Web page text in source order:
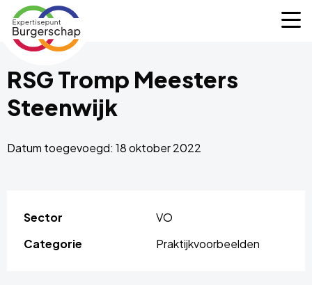
Expertisepunt
Burgerschap
RSG Tromp Meesters
Steenwijk
Datum toegevoegd: 18 oktober 2022
Sector
VO
Categorie
Praktijkvoorbeelden